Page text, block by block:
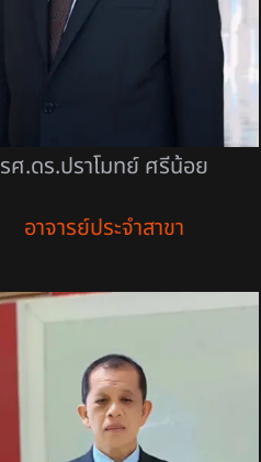
รศ.ดร.ปราโมทย์ ศรีน้อย
อาจารย์ประจำสาขา